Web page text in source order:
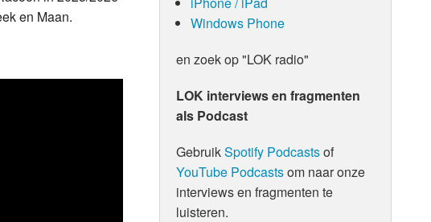
en Maan.
Windows Phone
en zoek op "LOK radio"
LOK interviews en fragmenten
als Podcast
GebruikSpotify Podcastsof
YouTube Podcastsom naar onze
interviews en fragmenten te
luisteren.